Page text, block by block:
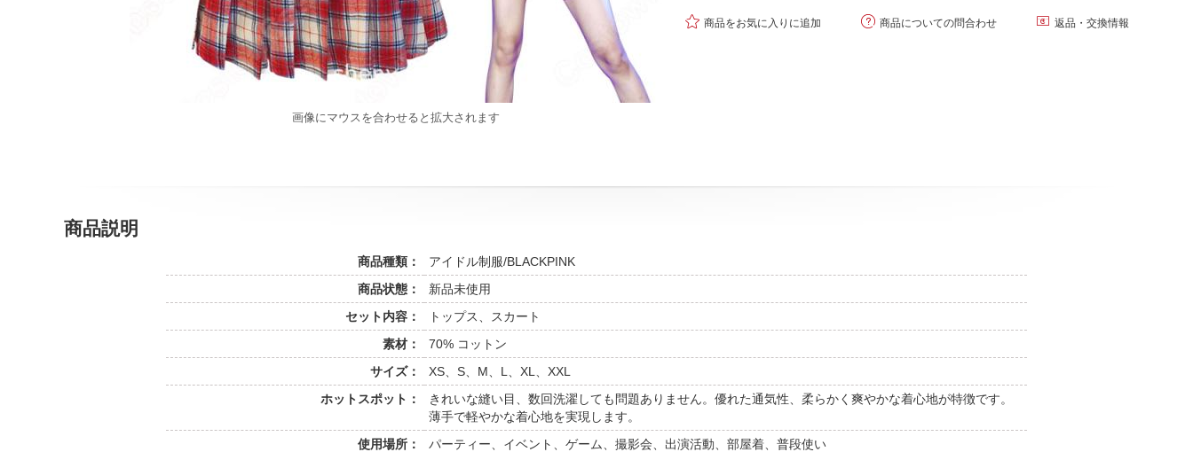
画像にマウスを合わせると拡大されます
 商品をお気に入りに追加  商品についての問合わせ  返品・交換情報
商品説明
商品種類：
アイドル制服/BLACKPINK
商品状態：
新品未使用
セット内容：
トップス、スカート
素材：
70% コットン
サイズ：
XS、S、M、L、XL、XXL
ホットスポット：
きれいな縫い目、数回洗濯しても問題ありません。優れた通気性、柔らかく爽やかな着心地が特徴です。
薄手で軽やかな着心地を実現します。
使用場所：
パーティー、イベント、ゲーム、撮影会、出演活動、部屋着、普段使い